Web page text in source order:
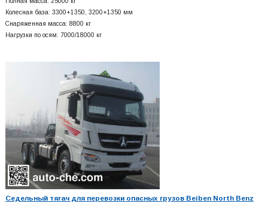
Колесная база: 3300+1350, 3200+1350 мм
Снаряженная масса: 8800 кг
Нагрузки по осям: 7000/18000 кг
Седельный тягач для перевозки опасных грузов Beiben North Benz